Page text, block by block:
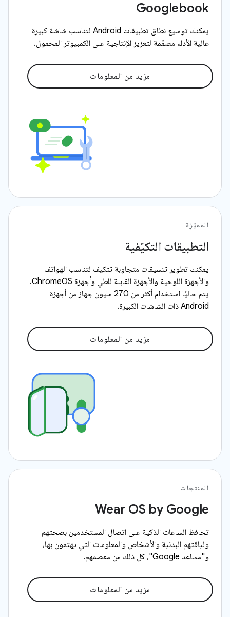
Googlebook
يمكنك توسيع نطاق تطبيقات Android لتناسب شاشة كبيرة
عالية الأداء مصمّمة لتعزيز الإنتاجية على الكمبيوتر المحمول.
مزيد من المعلومات
المميّزة
التطبيقات التكيّفية
يمكنك تطوير تنسيقات متجاوبة تتكيف لتناسب الهواتف
والأجهزة اللوحية والأجهزة القابلة للطي وأجهزة ChromeOS.
يتم حاليًا استخدام أكثر من 270 مليون جهاز من أجهزة
Android ذات الشاشات الكبيرة.
مزيد من المعلومات
المنتجات
Wear OS by Google
تحافظ الساعات الذكية على اتصال المستخدمين بصحتهم
ولياقتهم البدنية والأشخاص والمعلومات التي يهتمون بها،
و"مساعد Google"، كل ذلك من معصمهم.
مزيد من المعلومات